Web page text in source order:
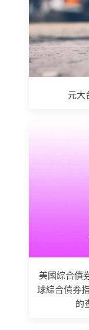
元大
美國綜合債
球綜合債券
的